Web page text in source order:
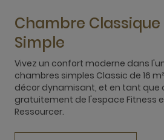
Chambre Classique
Simple
Vivez un confort moderne dans
chambres simples Classic de 16
décor dynamisant, et en tant que
gratuitement de l'espace Fitness
Ressourcer.